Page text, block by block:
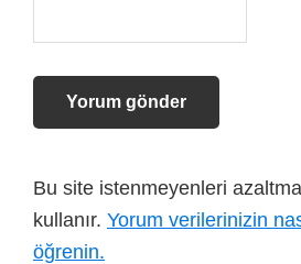
Bu site istenmeyenleri
kullanır. Yorum verilerinizin
öğrenin.